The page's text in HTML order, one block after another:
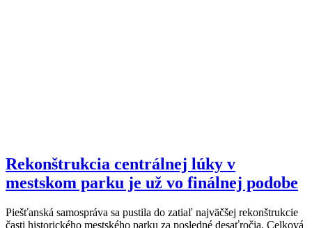
Rekonštrukcia centrálnej lúky v
mestskom parku je už vo finálnej podobe
Piešťanská samospráva sa pustila do zatiaľ najväčšej rekonštrukcie
časti historického mestského parku za posledné desaťročia. Celková